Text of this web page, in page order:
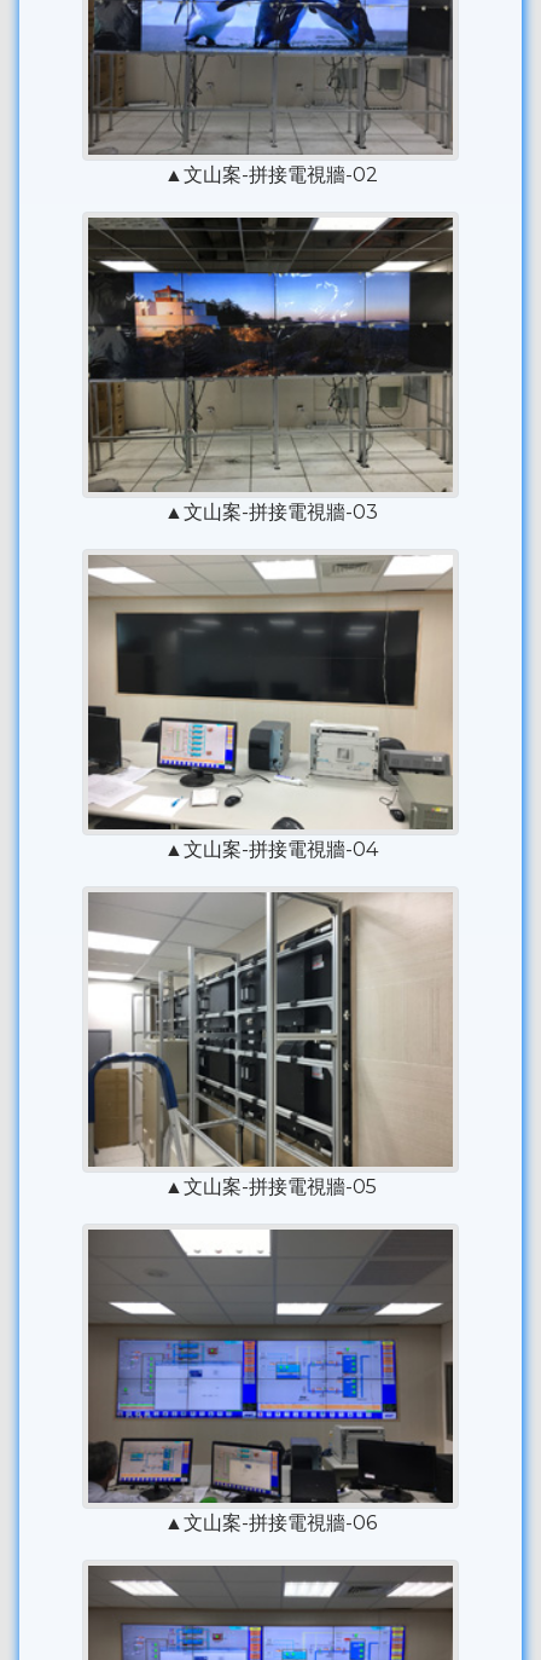
▲文山案-拼接電視牆-02
▲文山案-拼接電視牆-03
▲文山案-拼接電視牆-04
▲文山案-拼接電視牆-05
▲文山案-拼接電視牆-06